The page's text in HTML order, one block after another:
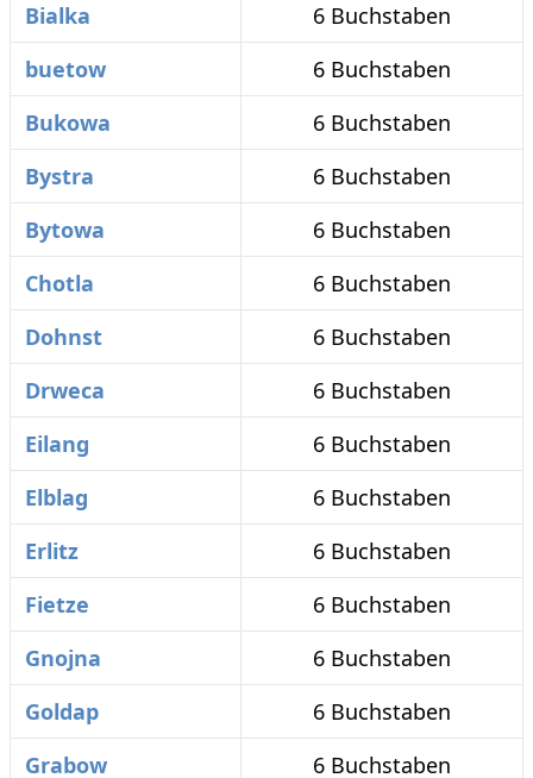
Bialka
6 Buchstaben
buetow
6 Buchstaben
Bukowa
6 Buchstaben
Bystra
6 Buchstaben
Bytowa
6 Buchstaben
Chotla
6 Buchstaben
Dohnst
6 Buchstaben
Drweca
6 Buchstaben
Eilang
6 Buchstaben
Elblag
6 Buchstaben
Erlitz
6 Buchstaben
Fietze
6 Buchstaben
Gnojna
6 Buchstaben
Goldap
6 Buchstaben
Grabow
6 Buchstaben